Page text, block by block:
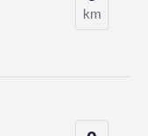
km